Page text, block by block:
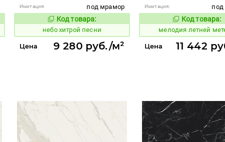
Имитация:
под мрамор
Код товара:
1123444Код товара:
небо хитрой песни
Цена 9 280 руб./м²
Имитация:
Код
959050 Код товара:
мелодия летней
Цена 11 442